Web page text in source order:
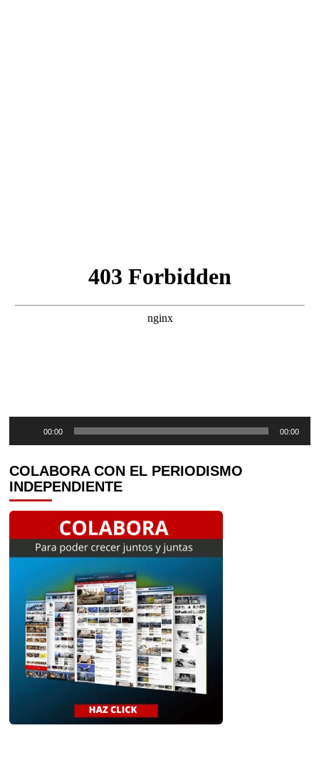
Reproductor
de
audio
00:00 00:00
COLABORA CON EL PERIODISMO
INDEPENDIENTE